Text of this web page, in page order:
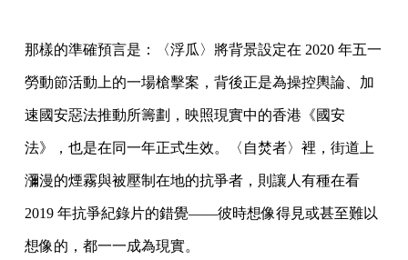
那樣的準確預言是：〈浮瓜〉將背景設定在 2020 年五一
勞動節活動上的一場槍擊案，背後正是為操控輿論、加
速國安惡法推動所籌劃，映照現實中的香港《國安
法》，也是在同一年正式生效。〈自焚者〉裡，街道上
瀰漫的煙霧與被壓制在地的抗爭者，則讓人有種在看
2019 年抗爭紀錄片的錯覺——彼時想像得見或甚至難以
想像的，都一一成為現實。